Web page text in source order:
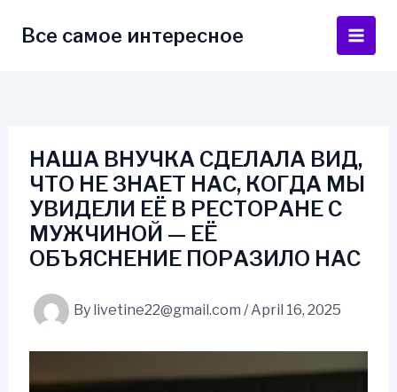
Все самое интересное
Main
НАША ВНУЧКА СДЕЛАЛА ВИД,
ЧТО НЕ ЗНАЕТ НАС, КОГДА МЫ
УВИДЕЛИ ЕЁ В РЕСТОРАНЕ С
МУЖЧИНОЙ — ЕЁ
ОБЪЯСНЕНИЕ ПОРАЗИЛО НАС
By livetine22@gmail.com /April 16, 2025